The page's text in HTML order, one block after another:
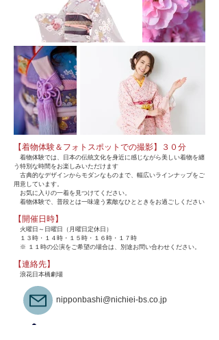
【着物体験＆フォトスポットでの撮影】３０分
​ 着物体験では、日本の伝統文化を身近に感じながら美しい着物を纏
う特別な時間をお楽しみいただけます
古典的なデザインからモダンなものまで、幅広いラインナップをご
用意しています。
お気に入りの一着を見つけてください。
着物体験で、普段とは一味違う素敵なひとときをお過ごしください
【開催日時】
​ 火曜日～日曜日（月曜日定休日）
１３時・１４時・１５時・１６時・１７時
※ １１時の公演をご希望の場合は、別途お問い合わせください。
【連絡先】
​ 浪花日本橋劇場
nipponbashi@nichiei-bs.co.jp